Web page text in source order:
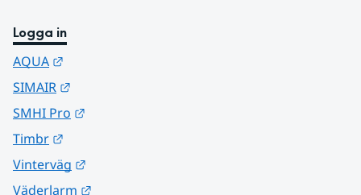
Logga in
AQUA
SIMAIR
SMHI Pro
Timbr
Vinterväg
Väderlarm